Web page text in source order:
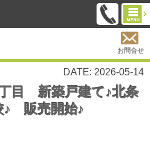
お問合せ
DATE: 2026-05-14
目 新築戸建て♪北条
♪ 販売開始♪